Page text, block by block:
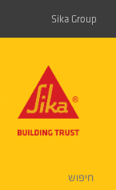
Sika Group